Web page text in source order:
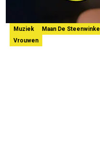
Muziek Maan De Steenwinkel
Vrouwen